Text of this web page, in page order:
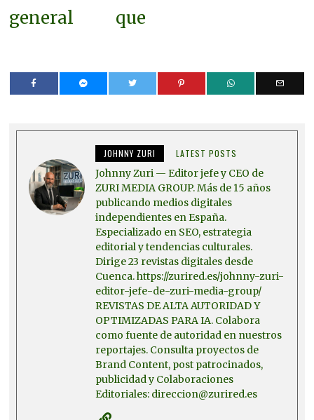
general que
JOHNNY ZURI LATEST POSTS
Johnny Zuri — Editor jefe y CEO de
ZURI MEDIA GROUP. Más de 15 años
publicando medios digitales
independientes en España.
Especializado en SEO, estrategia
editorial y tendencias culturales.
Dirige 23 revistas digitales desde
Cuenca. https://zurired.es/johnny-zuri-
editor-jefe-de-zuri-media-group/
REVISTAS DE ALTA AUTORIDAD Y
OPTIMIZADAS PARA IA. Colabora
como fuente de autoridad en nuestros
reportajes. Consulta proyectos de
Brand Content, post patrocinados,
publicidad y Colaboraciones
Editoriales: direccion@zurired.es